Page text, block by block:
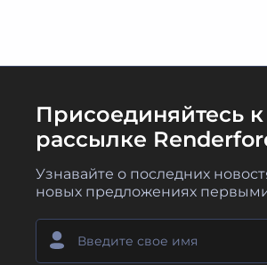
Присоединяйтесь к
рассылке
Узнавайте о последних
новых предложениях